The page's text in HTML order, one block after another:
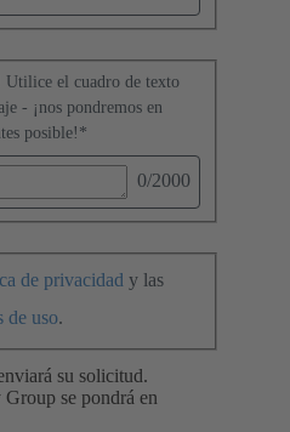
Utilice el cuadro de texto
- ¡nos pondremos en
posible! *
0/2000
de privacidad y las
de uso.
su solicitud.
se pondrá en